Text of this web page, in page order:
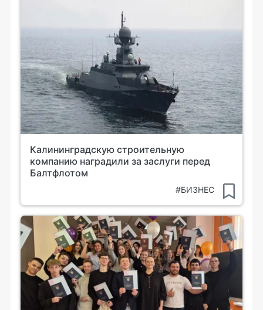
Калининградскую строительную
компанию наградили за заслуги перед
Балтфлотом
#БИЗНЕС